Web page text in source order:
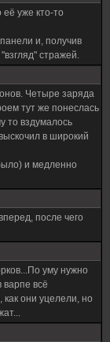
уже кто-то
и, получив
стражей.
Четыре заряда
тут же понеслась
то вздумалось
в широкий
и медленно
после чего
уму нужно
варпе всё
как они уцелели, но